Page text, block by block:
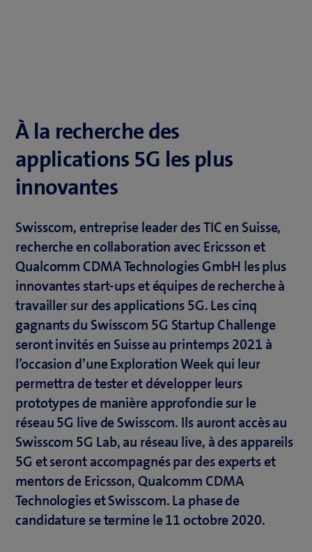
À la recherche des
applications 5G les plus
innovantes
Swisscom, entreprise leader des TIC en Suisse,
recherche en collaboration avec Ericsson et
Qualcomm CDMA Technologies GmbH les plus
innovantes start-ups et équipes de recherche à
travailler sur des applications 5G. Les cinq
gagnants du Swisscom 5G Startup Challenge
seront invités en Suisse au printemps 2021 à
l’occasion d’une Exploration Week qui leur
permettra de tester et développer leurs
prototypes de manière approfondie sur le
réseau 5G live de Swisscom. Ils auront accès au
Swisscom 5G Lab, au réseau live, à des appareils
5G et seront accompagnés par des experts et
mentors de Ericsson, Qualcomm CDMA
Technologies et Swisscom. La phase de
candidature se termine le 11 octobre 2020.